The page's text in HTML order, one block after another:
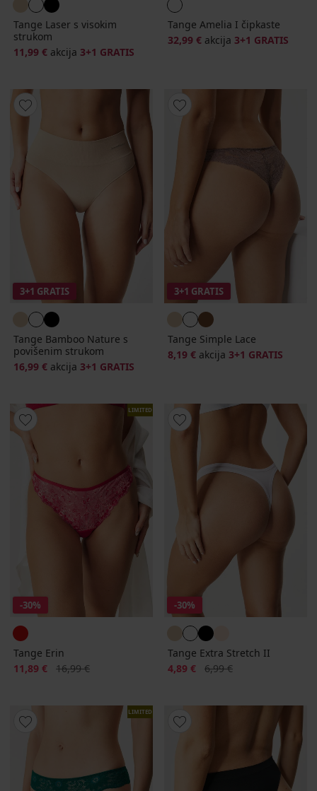
Tange Laser s visokim
strukom
11,99 € akcija 3+1 GRATIS
Tange Amelia I čipkaste
32,99 € akcija 3+1 GRATIS
3+1 GRATIS
Tange Bamboo Nature s
povišenim strukom
16,99 € akcija 3+1 GRATIS
3+1 GRATIS
Tange Simple Lace
8,19 € akcija 3+1 GRATIS
LIMITED
-30%
Tange Erin
Popust
11,89 € Prvobitna cijena
16,99 €
-30%
Tange Extra Stretch II
Popust
4,89 € Prvobitna cijena
6,99 €
LIMITED